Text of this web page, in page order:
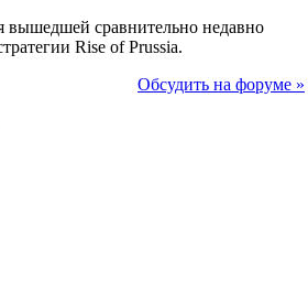
вышедшей сравнительно недавно
Rise of Prussia.
Обсудить на форуме »